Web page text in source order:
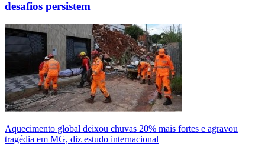
desafios persistem
Aquecimento global deixou chuvas 20% mais fortes e agravou
tragédia em MG, diz estudo internacional